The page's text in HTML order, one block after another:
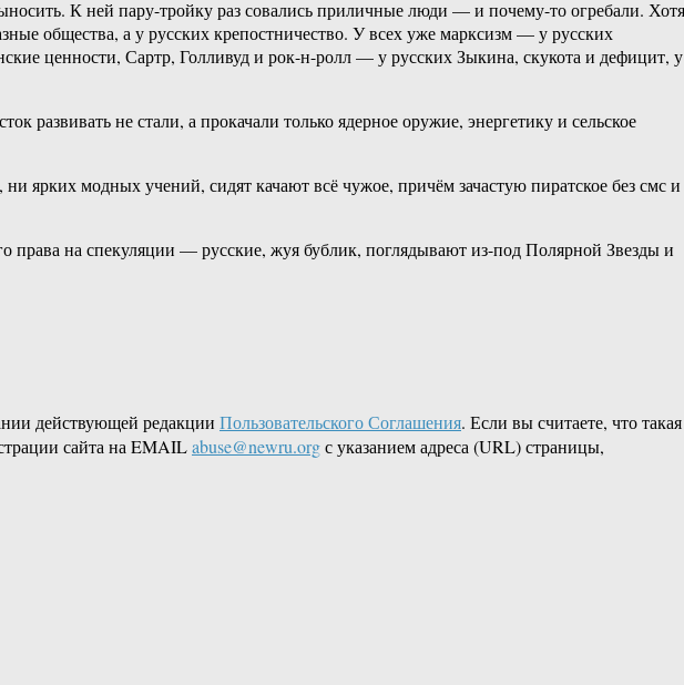
К ней пару-тройку раз совались приличные люди — и почему-то огребали. Хотя
общества, а у русских крепостничество. У всех уже марксизм — у русских
ценности, Сартр, Голливуд и рок-н-ролл — у русских Зыкина, скукота и дефицит, у
развивать не стали, а прокачали только ядерное оружие, энергетику и сельское
модных учений, сидят качают всё чужое, причём зачастую пиратское без смс и
на спекуляции — русские, жуя бублик, поглядывают из-под Полярной Звезды и
действующей редакции Пользовательского Соглашения. Если вы считаете, что такая
сайта на EMAILabuse@newru.orgс указанием адреса (URL) страницы,